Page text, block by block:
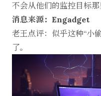
不会从他们的监控目标那
消息来源：Engadget
老王点评：似乎这种“小
了。